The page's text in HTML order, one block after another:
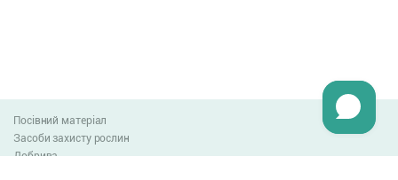
Посівний матеріал
Засоби захисту рослин
Добрива